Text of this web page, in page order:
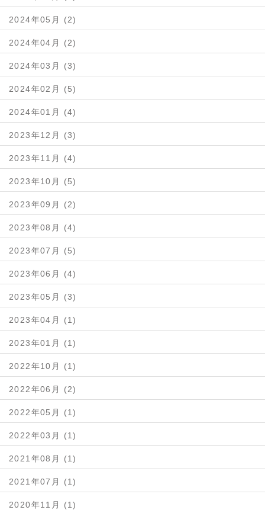
2024年05月 (2)
2024年04月 (2)
2024年03月 (3)
2024年02月 (5)
2024年01月 (4)
2023年12月 (3)
2023年11月 (4)
2023年10月 (5)
2023年09月 (2)
2023年08月 (4)
2023年07月 (5)
2023年06月 (4)
2023年05月 (3)
2023年04月 (1)
2023年01月 (1)
2022年10月 (1)
2022年06月 (2)
2022年05月 (1)
2022年03月 (1)
2021年08月 (1)
2021年07月 (1)
2020年11月 (1)